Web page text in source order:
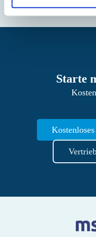
Starte